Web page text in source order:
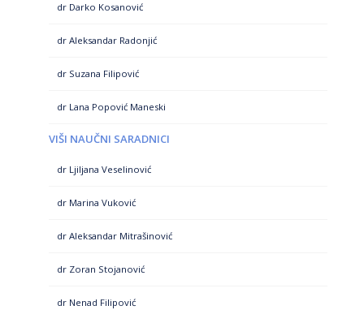
dr Darko Kosanović
dr Aleksandar Radonjić
dr Suzana Filipović
dr Lana Popović Maneski
VIŠI NAUČNI SARADNICI
dr Ljiljana Veselinović
dr Marina Vuković
dr Aleksandar Mitrašinović
dr Zoran Stojanović
dr Nenad Filipović